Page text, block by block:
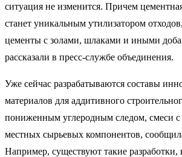
ситуация не изменится. Причем
станет уникальным утилизатором
цементы с золами, шлаками и иными
рассказали в пресс-службе объединения.
Уже сейчас разрабатываются составы
материалов для аддитивного
пониженным углеродным следом, смеси с
местных сырьевых компонентов,
Например, существуют такие разработки,